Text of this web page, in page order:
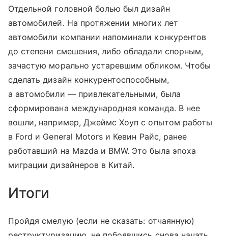
Отдельной головной болью был дизайн
автомобилей. На протяжении многих лет
автомобили компании напоминали конкурентов
до степени смешения, либо обладали спорным,
зачастую морально устаревшим обликом. Чтобы
сделать дизайн конкурентоспособным,
а автомобили — привлекательными, была
сформирована международная команда. В нее
вошли, например, Джеймс Хоуп с опытом работы
в Ford и General Motors и Кевин Райс, ранее
работавший на Mazda и BMW. Это была эпоха
миграции дизайнеров в Китай.
Итоги
Пройдя смелую (если не сказать: отчаянную)